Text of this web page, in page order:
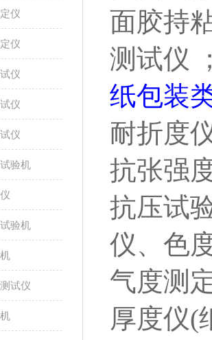
仪
仪
仪
仪
仪
验机
验机
试仪
面胶持
测试仪
纸包装
耐折度
抗张强
抗压试
仪、色
气度测
厚度仪(